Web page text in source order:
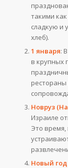
такими
сладкую и
хлеб).
1 января:
в крупных
Новруз
Израиле
Это время,
Новый